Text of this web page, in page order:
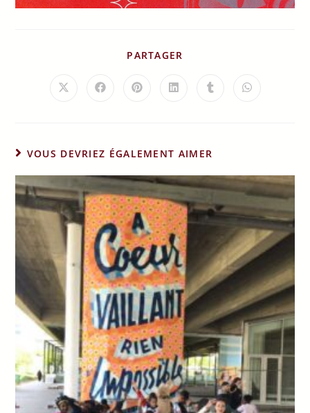
PARTAGER
VOUS DEVRIEZ ÉGALEMENT AIMER